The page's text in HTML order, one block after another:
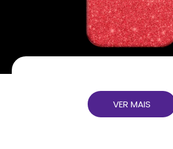
VER MAIS
VER MAIS
VER MAIS
VER MAIS
VIEW MORE